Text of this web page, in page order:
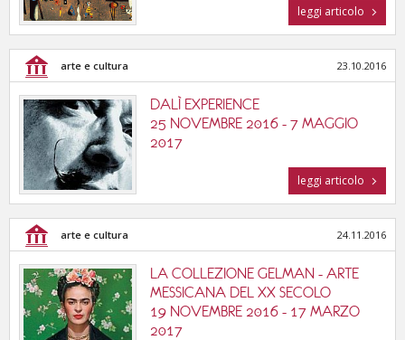
leggi articolo
arte e cultura 23.10.2016
DALÌ EXPERIENCE
25 NOVEMBRE 2016 - 7 MAGGIO
2017
leggi articolo
arte e cultura 24.11.2016
LA COLLEZIONE GELMAN - ARTE
MESSICANA DEL XX SECOLO
19 NOVEMBRE 2016 - 17 MARZO
2017